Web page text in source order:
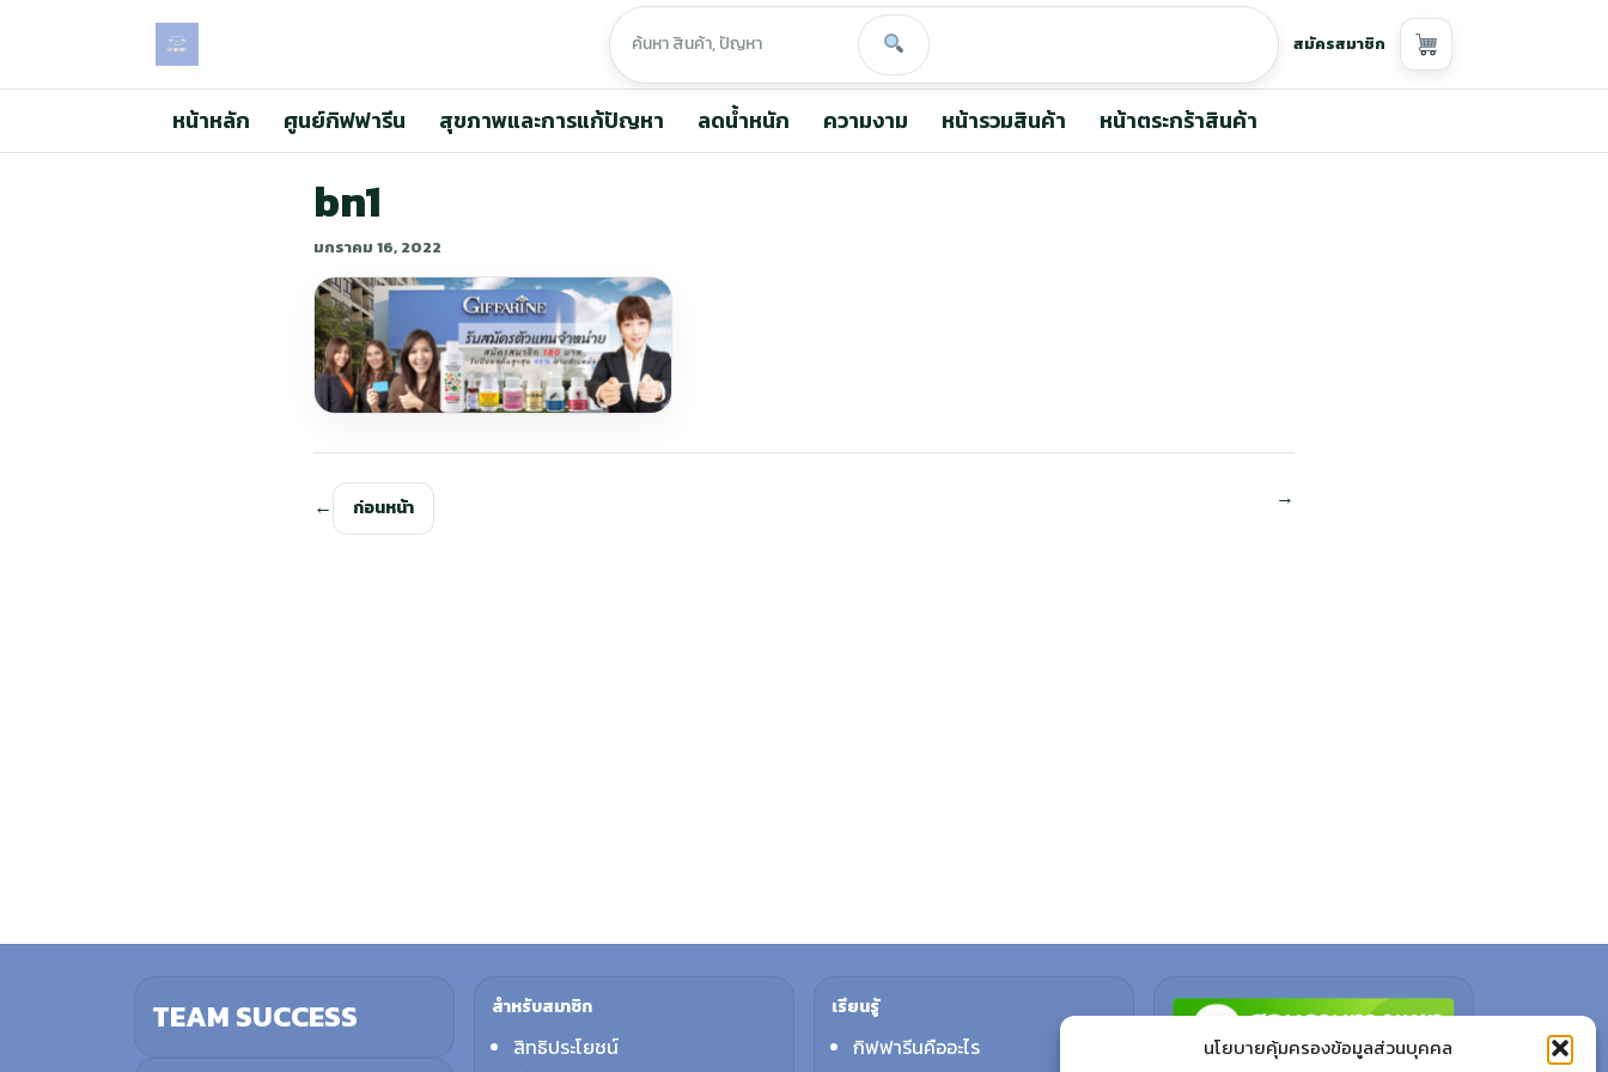
นโยบายคุ้มครองข้อมูลส่วนบุคคล
สมัครสมาชิก
หน้าหลัก ศูนย์กิฟฟารีน สุขภาพและการแก้ปัญหา ลดน้ำหนัก ความงาม หน้ารวมสินค้า หน้าตระกร้าสินค้า
bn1
มกราคม 16, 2022
ก่อนหน้า
TEAM SUCCESS สำหรับสมาชิก
สิทธิประโยชน์
เรียนรู้
กิฟฟารีนคืออะไร